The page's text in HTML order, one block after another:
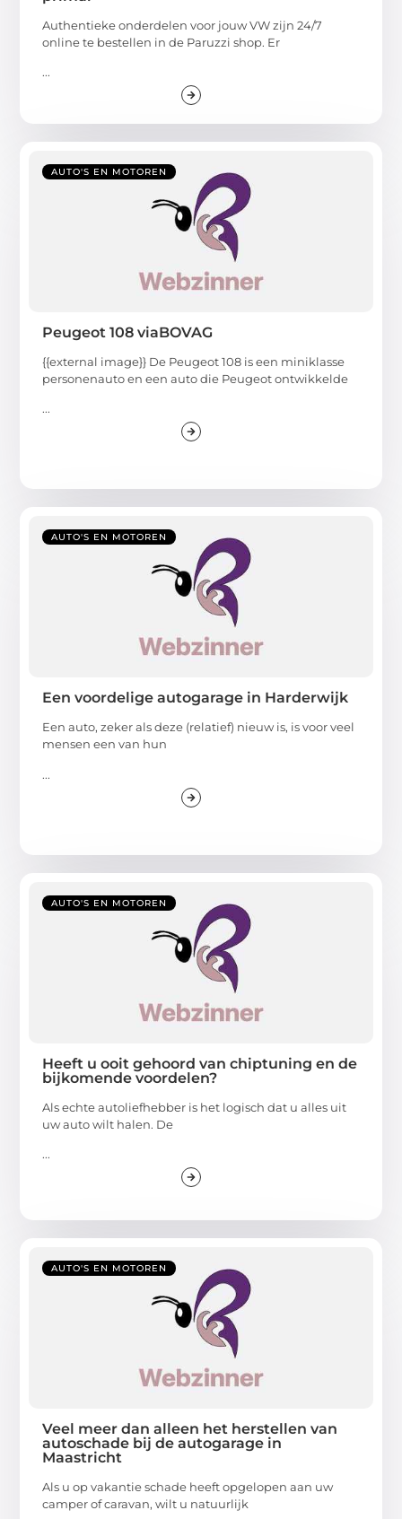
Authentieke onderdelen voor jouw VW zijn 24/7
online te bestellen in de Paruzzi shop. Er
...
AUTO'S EN MOTOREN
Peugeot 108 viaBOVAG
{{external image}} De Peugeot 108 is een miniklasse
personenauto en een auto die Peugeot ontwikkelde
...
AUTO'S EN MOTOREN
Een voordelige autogarage in Harderwijk
Een auto, zeker als deze (relatief) nieuw is, is voor veel
mensen een van hun
...
AUTO'S EN MOTOREN
Heeft u ooit gehoord van chiptuning en de
bijkomende voordelen?
Als echte autoliefhebber is het logisch dat u alles uit
uw auto wilt halen. De
...
AUTO'S EN MOTOREN
Veel meer dan alleen het herstellen van
autoschade bij de autogarage in
Maastricht
Als u op vakantie schade heeft opgelopen aan uw
camper of caravan, wilt u natuurlijk